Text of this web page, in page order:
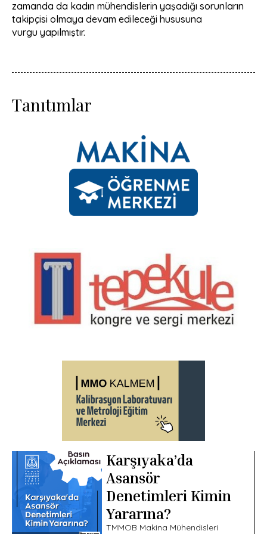
Karşıyaka’da
Asansör
Denetimleri Kimin
Yararına?
TMMOB Makina Mühendisleri
zamanda da kadın mühendislerin yaşadığı sorunların
takipçisi olmaya devam edileceği hususuna
vurgu yapılmıştır.
Tanıtımlar